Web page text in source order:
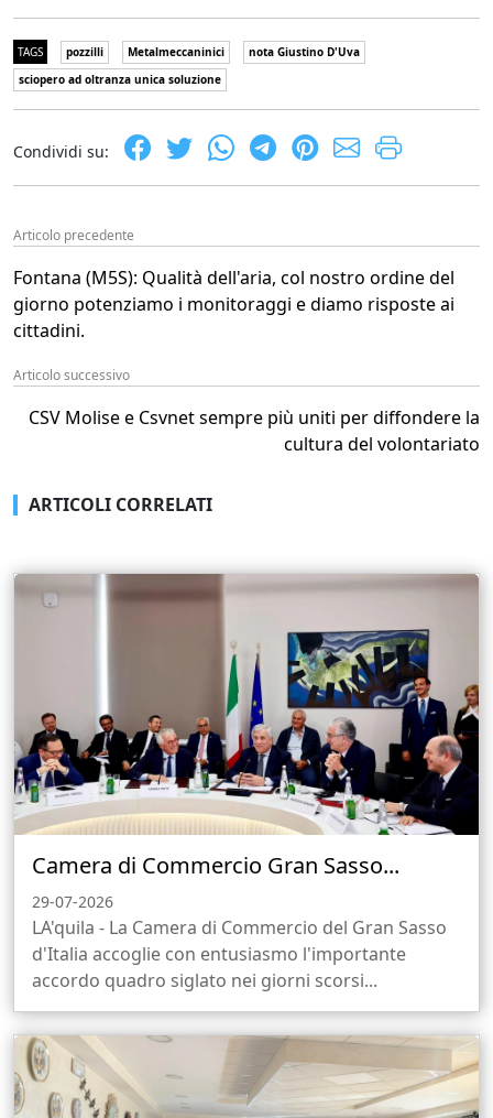
TAGS pozzilli Metalmeccaninici
nota Giustino D'Uva
sciopero ad oltranza unica soluzione
Condividi su:
Articolo precedente
Fontana (M5S): Qualità dell'aria, col nostro ordine del
giorno potenziamo i monitoraggi e diamo risposte ai
cittadini.
Articolo successivo
CSV Molise e Csvnet sempre più uniti per diffondere la
cultura del volontariato
ARTICOLI CORRELATI
Camera di Commercio Gran Sasso...
29-07-2026
LA'quila - La Camera di Commercio del Gran Sasso
d'Italia accoglie con entusiasmo l'importante
accordo quadro siglato nei giorni scorsi...